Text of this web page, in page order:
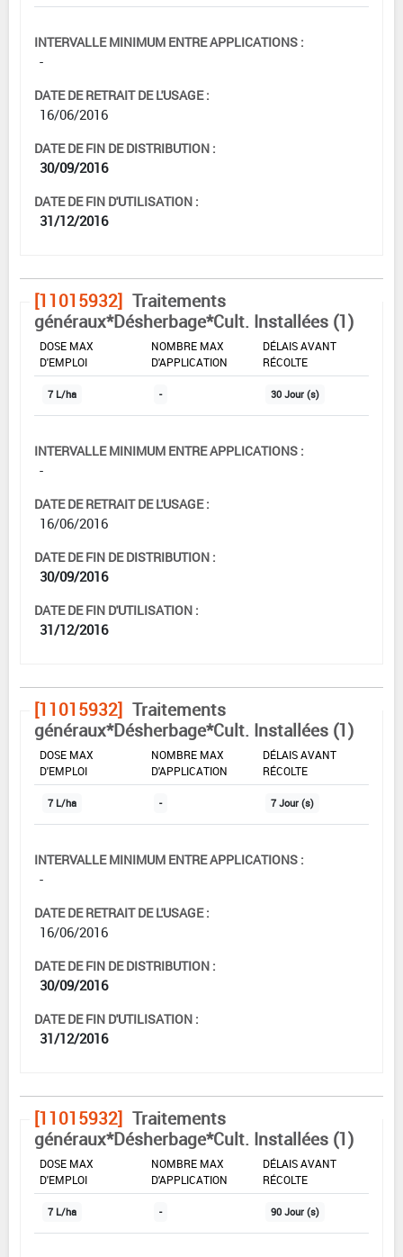
INTERVALLE MINIMUM ENTRE APPLICATIONS :
-
DATE DE RETRAIT DE L'USAGE :
16/06/2016
DATE DE FIN DE DISTRIBUTION :
30/09/2016
DATE DE FIN D'UTILISATION :
31/12/2016
[11015932] Traitements
généraux*Désherbage*Cult. Installées (1)
DOSE MAX
D'EMPLOI
NOMBRE MAX
D'APPLICATION
DÉLAIS AVANT
RÉCOLTE
7 L/ha - 30 Jour (s)
INTERVALLE MINIMUM ENTRE APPLICATIONS :
-
DATE DE RETRAIT DE L'USAGE :
16/06/2016
DATE DE FIN DE DISTRIBUTION :
30/09/2016
DATE DE FIN D'UTILISATION :
31/12/2016
[11015932] Traitements
généraux*Désherbage*Cult. Installées (1)
DOSE MAX
D'EMPLOI
NOMBRE MAX
D'APPLICATION
DÉLAIS AVANT
RÉCOLTE
7 L/ha - 7 Jour (s)
INTERVALLE MINIMUM ENTRE APPLICATIONS :
-
DATE DE RETRAIT DE L'USAGE :
16/06/2016
DATE DE FIN DE DISTRIBUTION :
30/09/2016
DATE DE FIN D'UTILISATION :
31/12/2016
[11015932] Traitements
généraux*Désherbage*Cult. Installées (1)
DOSE MAX
D'EMPLOI
NOMBRE MAX
D'APPLICATION
DÉLAIS AVANT
RÉCOLTE
7 L/ha - 90 Jour (s)